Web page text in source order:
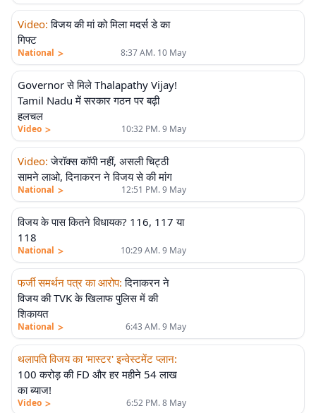
Video: विजय की मां को मिला मदर्स डे का
गिफ्ट
National > 8:37 AM. 10 May
Governor से मिले Thalapathy Vijay!
Tamil Nadu में सरकार गठन पर बढ़ी
हलचल
Video > 10:32 PM. 9 May
Video: जेरॉक्स कॉपी नहीं, असली चिट्ठी
सामने लाओ, दिनाकरन ने विजय से की मांग
National > 12:51 PM. 9 May
विजय के पास कितने विधायक? 116, 117 या
118
National > 10:29 AM. 9 May
फर्जी समर्थन पत्र का आरोप: दिनाकरन ने
विजय की TVK के खिलाफ पुलिस में की
शिकायत
National > 6:43 AM. 9 May
थलापति विजय का 'मास्टर' इन्वेस्टमेंट प्लान:
100 करोड़ की FD और हर महीने 54 लाख
का ब्याज!
Video > 6:52 PM. 8 May